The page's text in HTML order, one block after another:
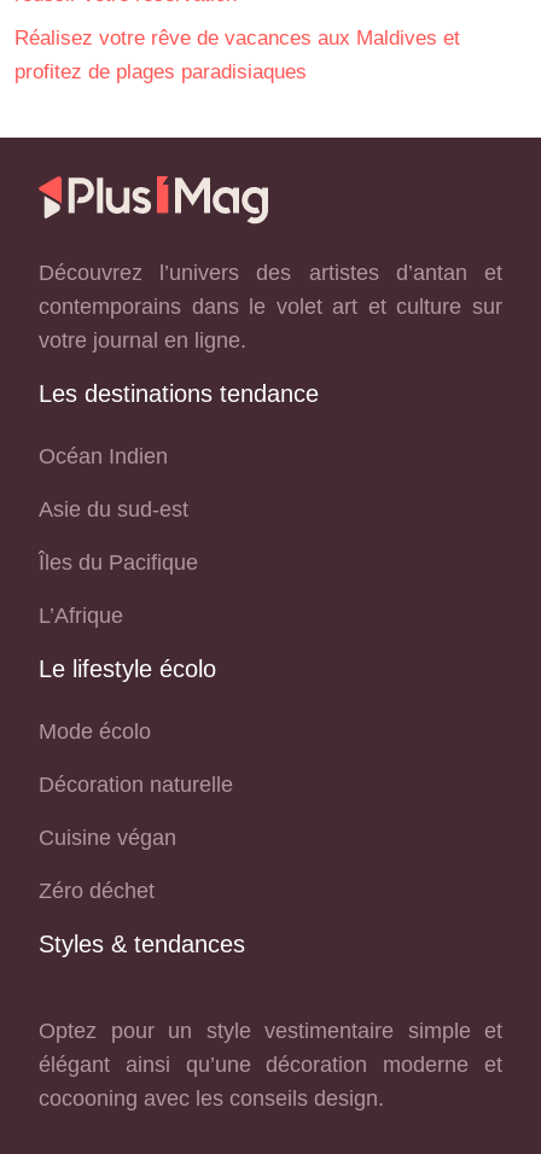
Réalisez votre rêve de vacances aux Maldives et
profitez de plages paradisiaques
Découvrez l’univers des artistes d’antan et
contemporains dans le volet art et culture sur
votre journal en ligne.
Les destinations tendance
Océan Indien
Asie du sud-est
Îles du Pacifique
L’Afrique
Le lifestyle écolo
Mode écolo
Décoration naturelle
Cuisine végan
Zéro déchet
Styles & tendances
Optez pour un style vestimentaire simple et
élégant ainsi qu’une décoration moderne et
cocooning avec les conseils design.